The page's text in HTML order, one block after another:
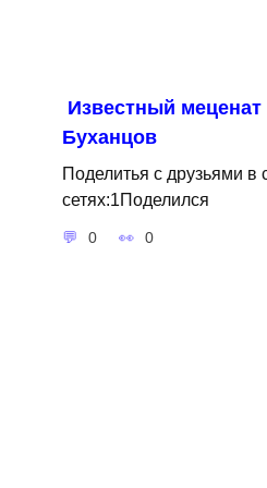
Известный меценат
Буханцов
Поделитья с друзьями в
сетях:1Поделился
0 0